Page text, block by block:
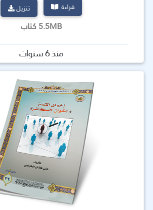
قراءة تنزيل
5.5MB كتاب
منذ 6 سنوات